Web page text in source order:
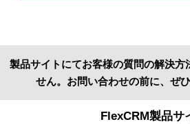
製品サイトにてお客様の質問の解決方
せん。お問い合わせの前に、ぜ
FlexCRM製品サ